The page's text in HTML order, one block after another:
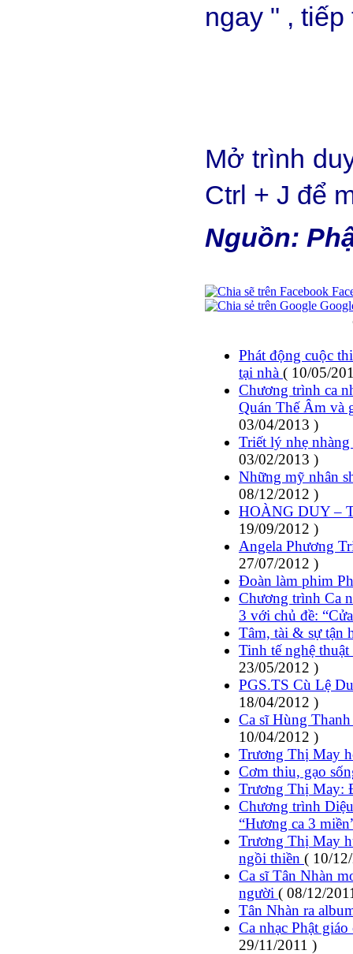
ngay " ,
Mở trình
Ctrl + J để
Nguồn:
Phát động cuộc
tại nhà ( 10/05/
Chương trình ca
Quán Thế Âm và
03/04/2013 )
Triết lý nhẹ
03/02/2013 )
Những mỹ nhân
08/12/2012 )
HOÀNG DUY –
19/09/2012 )
Angela Phương
27/07/2012 )
Đoàn làm phim
Chương trình Ca
3 với chủ đề:
Tâm, tài & sự tận
Tinh tế nghệ
23/05/2012 )
PGS.TS Cù Lệ
18/04/2012 )
Ca sĩ Hùng
10/04/2012 )
Trương Thị May
Cơm thiu, gạo
Trương Thị May:
Chương trình
“Hương ca 3
Trương Thị May
ngồi thiền ( 10/
Ca sĩ Tân Nhàn
người ( 08/12/
Tân Nhàn ra
Ca nhạc Phật
29/11/2011 )